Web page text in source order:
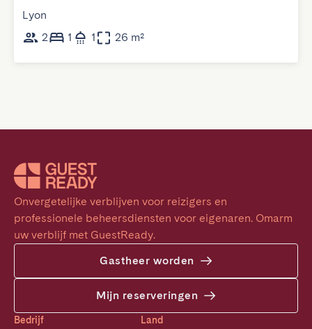
Lyon
2
1 1 26 m²
Onvergetelijke verblijven voor reizigers en
professionele beheersdiensten voor eigenaren. Omarm
uw verblijf met GuestReady.
Gastheer worden
Mijn reserveringen
Bedrijf Land